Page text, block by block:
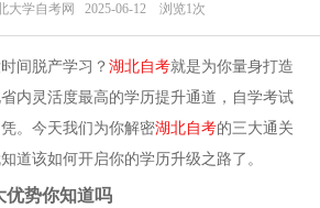
大学自考网 2025-06-12 浏览1次
间脱产学习？ 湖北自考就是为你量身打造
内灵活度最高的学历提升通道，自学考试
。今天我们为你解密湖北自考的三大通关
道该如何开启你的学历升级之路了。
优势你知道吗